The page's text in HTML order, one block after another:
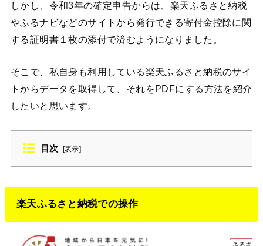
しかし、令和3年の確定申告からは、楽天ふるさと納税
やふるナビなどのサイトから発行できる寄付金控除に関
する証明書１枚の添付で済むようになりました。
そこで、私自身も利用している楽天ふるさと納税のサイ
トからデータを取得して、それをPDFにする方法を紹介
したいと思います。
目次 [表示]
楽天ふるさと納税での操作